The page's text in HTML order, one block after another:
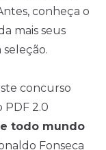
conheça o
mais seus
concurso
PDF 2.0
todo mundo
Fonseca